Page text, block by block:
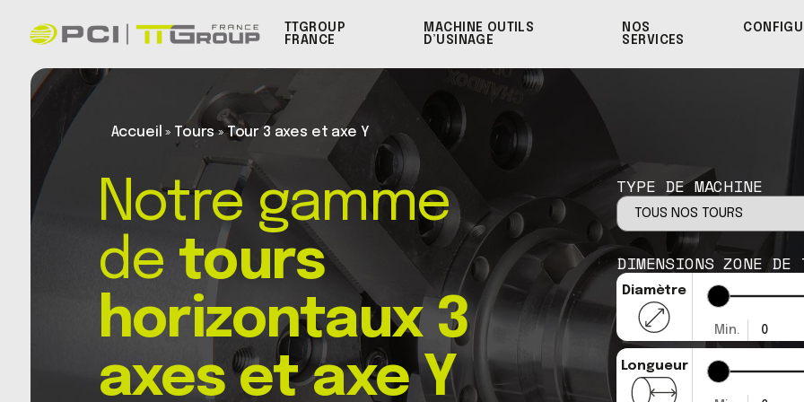
TTGROUP
FRANCE
MACHINE OUTILS
D’USINAGE
NOS
SERVICES
Accueil » Tours»Tour 3 axes et axe Y
Notre gamme
de tours
horizontaux 3
axes et axe Y
TYPE DE MACHINE
DIMENSIONS ZONE DE
Diamètre
Min. 0
Longueur